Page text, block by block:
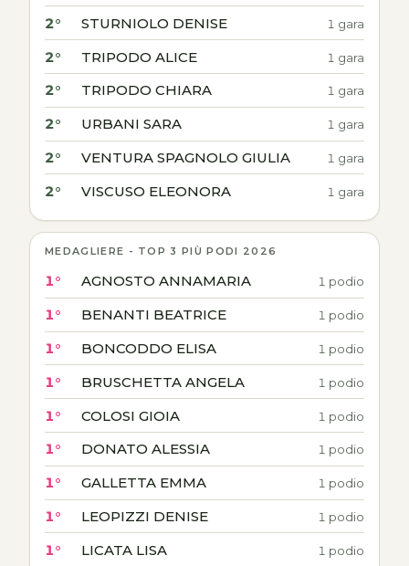
2° STURNIOLO DENISE 1 gara
2° TRIPODO ALICE 1 gara
2° TRIPODO CHIARA 1 gara
2° URBANI SARA 1 gara
2° VENTURA SPAGNOLO GIULIA 1 gara
2° VISCUSO ELEONORA 1 gara
MEDAGLIERE - TOP 3 PIÙ PODI 2026
1° AGNOSTO ANNAMARIA 1 podio
1° BENANTI BEATRICE 1 podio
1° BONCODDO ELISA 1 podio
1° BRUSCHETTA ANGELA 1 podio
1° COLOSI GIOIA 1 podio
1° DONATO ALESSIA 1 podio
1° GALLETTA EMMA 1 podio
1° LEOPIZZI DENISE 1 podio
1° LICATA LISA 1 podio